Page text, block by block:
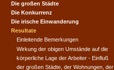
Die großen Städte
Die Konkurrenz
Die irische Einwanderung
Resultate
Einleitende Bemerkungen
Wirkung der obigen Umstände auf die
körperliche Lage der Arbeiter - Einfluß
der großen Städte, der Wohnungen, der